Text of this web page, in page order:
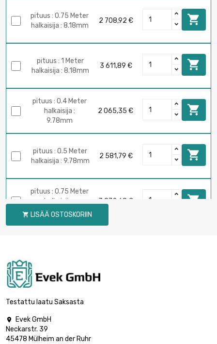
pituus : 0.75 Meter
halkaisija : 8.18mm
2 708,92 € 
pituus : 1 Meter
halkaisija : 8.18mm
3 611,89 € 
pituus : 0.4 Meter
halkaisija :
9.78mm
2 065,35 € 
pituus : 0.5 Meter
halkaisija : 9.78mm
2 581,79 € 
pituus : 0.75 Meter
halkaisija :
9.78mm
3 872,68 € 
pituus : 0.4 Meter
12.95mm
pituus : 0.2 Meter
halkaisija :
 LISÄÄ OSTOSKORIIN
Testattu laatu Saksasta

Evek GmbH
Neckarstr. 39
45478 Mülheim an der Ruhr